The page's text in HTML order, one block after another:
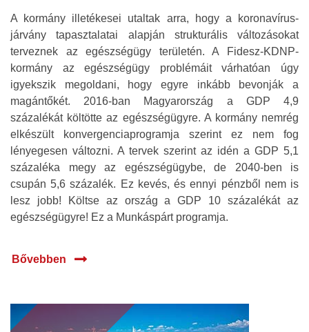
A kormány illetékesei utaltak arra, hogy a koronavírus-
járvány tapasztalatai alapján strukturális változásokat
terveznek az egészségügy területén. A Fidesz-KDNP-
kormány az egészségügy problémáit várhatóan úgy
igyekszik megoldani, hogy egyre inkább bevonják a
magántőkét. 2016-ban Magyarország a GDP 4,9
százalékát költötte az egészségügyre. A kormány nemrég
elkészült konvergenciaprogramja szerint ez nem fog
lényegesen változni. A tervek szerint az idén a GDP 5,1
százaléka megy az egészségügybe, de 2040-ben is
csupán 5,6 százalék. Ez kevés, és ennyi pénzből nem is
lesz jobb! Költse az ország a GDP 10 százalékát az
egészségügyre! Ez a Munkáspárt programja.
Bővebben